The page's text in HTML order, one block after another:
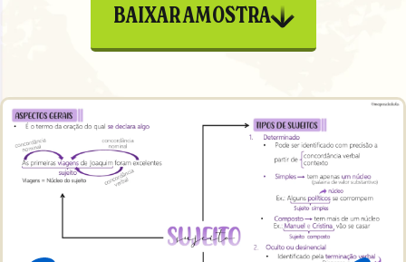
BAIXAR AMOSTRA